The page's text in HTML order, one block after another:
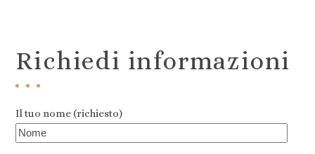
to
the
first
Richiedi informazioni
Il tuo nome (richiesto)